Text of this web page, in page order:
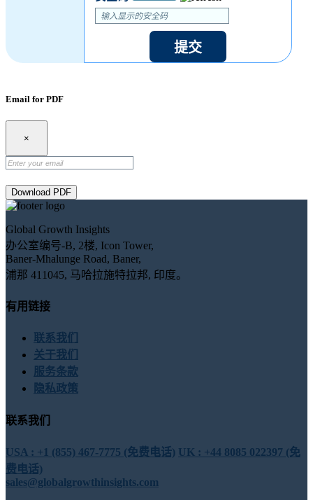
提交
Email for PDF
×
Download PDF
Global Growth Insights
办公室编号-B, 2楼, Icon Tower,
Baner-Mhalunge Road, Baner,
浦那 411045, 马哈拉施特拉邦, 印度。
有用链接
联系我们
关于我们
服务条款
隐私政策
联系我们
USA : +1 (855) 467-7775 (免费电话) UK : +44 8085 022397 (免
费电话)
sales@globalgrowthinsights.com